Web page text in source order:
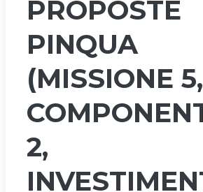
PROPOSTE
PINQUA
(MISSIONE 5,
2,